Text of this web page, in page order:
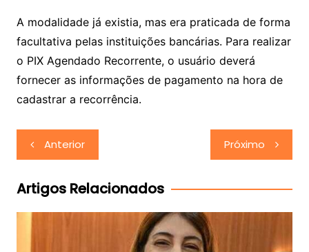
A modalidade já existia, mas era praticada de forma
facultativa pelas instituições bancárias. Para realizar
o PIX Agendado Recorrente, o usuário deverá
fornecer as informações de pagamento na hora de
cadastrar a recorrência.
Navegação
de
Post
Anterior Próximo
Artigos Relacionados